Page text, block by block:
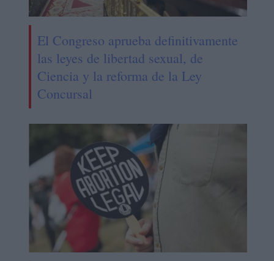
El Congreso aprueba definitivamente
las leyes de libertad sexual, de
Ciencia y la reforma de la Ley
Concursal